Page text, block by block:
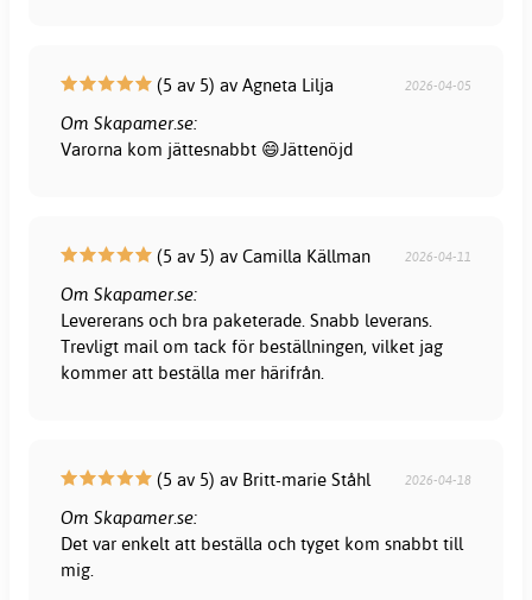
(5 av 5) av Agneta Lilja 2026-04-05
Om Skapamer.se:
Varorna kom jättesnabbt 😄Jättenöjd
(5 av 5) av Camilla Källman 2026-04-11
Om Skapamer.se:
Levererans och bra paketerade. Snabb leverans.
Trevligt mail om tack för beställningen, vilket jag
kommer att beställa mer härifrån.
(5 av 5) av Britt-marie Ståhl 2026-04-18
Om Skapamer.se:
Det var enkelt att beställa och tyget kom snabbt till
mig.